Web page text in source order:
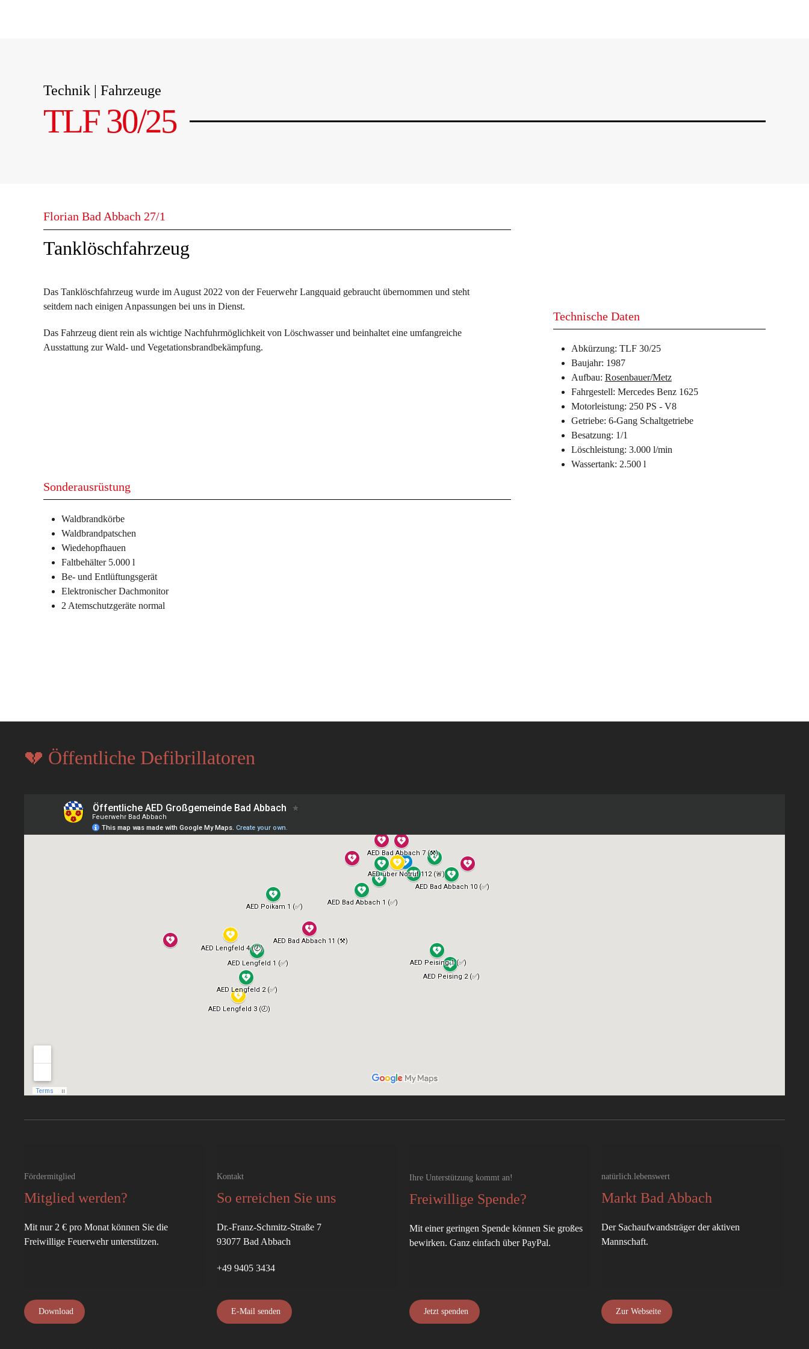
Technik | Fahrzeuge
TLF 30/25
Florian Bad Abbach 27/1
Tanklöschfahrzeug
Das Tanklöschfahrzeug wurde im August 2022 von der Feuerwehr Langquaid gebraucht übernommen und steht
seitdem nach einigen Anpassungen bei uns in Dienst.
Das Fahrzeug dient rein als wichtige Nachfuhrmöglichkeit von Löschwasser und beinhaltet eine umfangreiche
Ausstattung zur Wald- und Vegetationsbrandbekämpfung.
Sonderausrüstung
Waldbrandkörbe
Waldbrandpatschen
Wiedehopfhauen
Faltbehälter 5.000 l
Be- und Entlüftungsgerät
Elektronischer Dachmonitor
2 Atemschutzgeräte normal
Technische Daten
Abkürzung: TLF 30/25
Baujahr: 1987
Aufbau: Rosenbauer/Metz
Fahrgestell: Mercedes Benz 1625
Motorleistung: 250 PS - V8
Getriebe: 6-Gang Schaltgetriebe
Besatzung: 1/1
Löschleistung: 3.000 l/min
Wassertank: 2.500 l
💔 Öffentliche Defibrillatoren
Fördermitglied
Mitglied werden?
Mit nur 2 € pro Monat können Sie die
Freiwillige Feuerwehr unterstützen.
Download
Kontakt
So erreichen Sie uns
Dr.-Franz-Schmitz-Straße 7
93077 Bad Abbach
+49 9405 3434
E-Mail senden
Ihre Unterstützung kommt an!
Freiwillige Spende?
Mit einer geringen Spende können Sie großes
bewirken. Ganz einfach über PayPal.
Jetzt spenden
natürlich.lebenswert
Markt Bad Abbach
Der Sachaufwandsträger der aktiven
Mannschaft.
Zur Webseite